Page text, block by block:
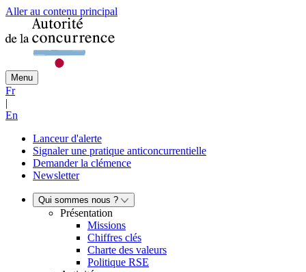
Aller au contenu principal
Menu
Fr
|
En
Lanceur d'alerte
Signaler une pratique anticoncurrentielle
Demander la clémence
Newsletter
Qui sommes nous ?
Présentation
Missions
Chiffres clés
Charte des valeurs
Politique RSE